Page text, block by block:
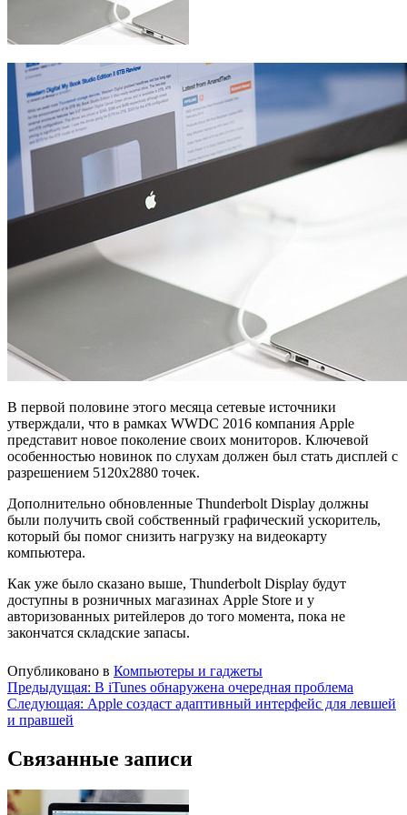
В первой половине этого месяца сетевые источники
утверждали, что в рамках WWDC 2016 компания Apple
представит новое поколение своих мониторов. Ключевой
особенностью новинок по слухам должен был стать дисплей с
разрешением 5120х2880 точек.
Дополнительно обновленные Thunderbolt Display должны
были получить свой собственный графический ускоритель,
который бы помог снизить нагрузку на видеокарту
компьютера.
Как уже было сказано выше, Thunderbolt Display будут
доступны в розничных магазинах Apple Store и у
авторизованных ритейлеров до того момента, пока не
закончатся складские запасы.
Опубликовано в Компьютеры и гаджеты
Навигация
по
Предыдущая: В iTunes обнаружена очередная проблема
Следующая: Apple создаст адаптивный интерфейс для левшей
и правшей
Связанные записи